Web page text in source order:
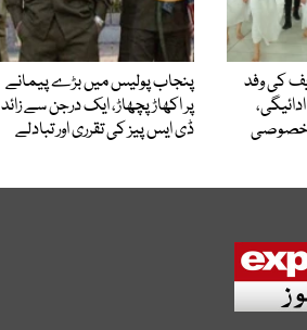
کی وفد
خصوصی
پنجاب پولیس میں بڑے پیمانے
پر اکھاڑ پچھاڑ، ایک درجن سے زائد
ڈی ایس پیز کی تقرری اور تبادلے